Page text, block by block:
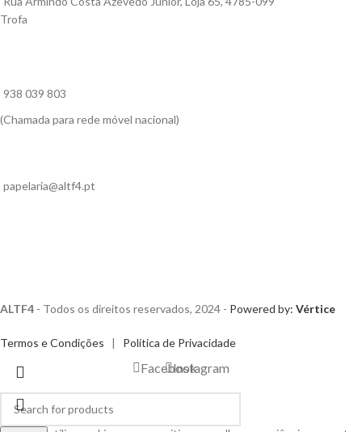
Trofa
938 039 803
(Chamada para rede móvel nacional)
papelaria@altf4.pt
ALTF4 - Todos os direitos reservados, 2024 - Powered by: Vértice
Termos e Condições | Política de Privacidade
FacebookInstagram